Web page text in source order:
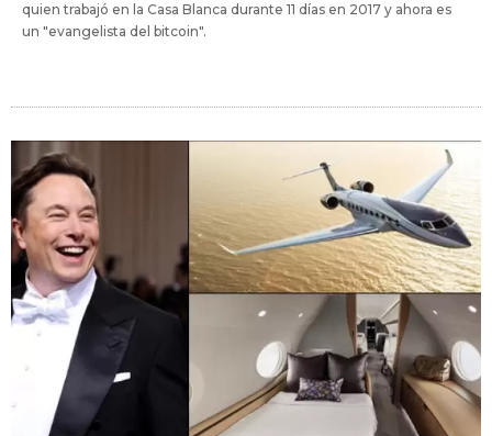
quien trabajó en la Casa Blanca durante 11 días en 2017 y ahora es
un "evangelista del bitcoin".